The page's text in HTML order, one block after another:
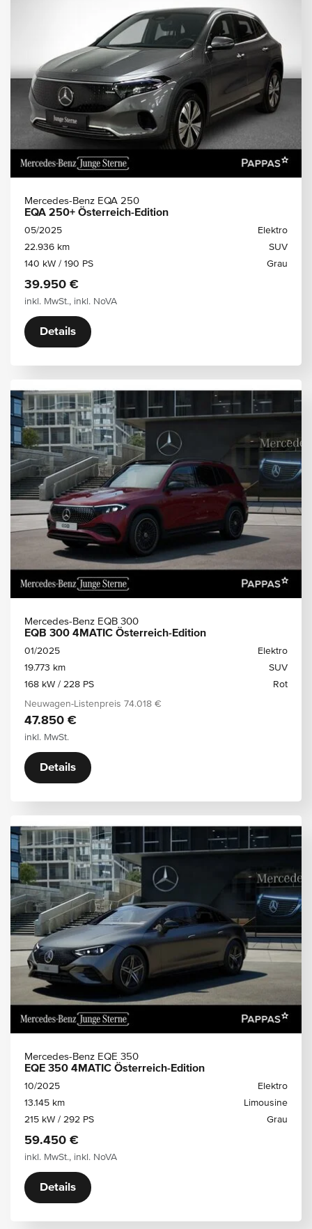
Mercedes-Benz EQA 250
EQA 250+ Österreich-Edition
05/2025
Elektro
22.936 km
SUV
140 kW / 190 PS
Grau
39.950 €
inkl. MwSt., inkl. NoVA
Details
Mercedes-Benz EQB 300
EQB 300 4MATIC Österreich-Edition
01/2025
Elektro
19.773 km
SUV
168 kW / 228 PS
Rot
Neuwagen-Listenpreis 74.018 €
47.850 €
inkl. MwSt.
Details
Mercedes-Benz EQE 350
EQE 350 4MATIC Österreich-Edition
10/2025
Elektro
13.145 km
Limousine
215 kW / 292 PS
Grau
59.450 €
inkl. MwSt., inkl. NoVA
Details